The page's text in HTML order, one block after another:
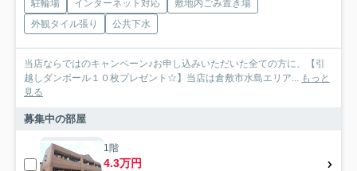
駐輪場 インターネット対応
敷地内ごみ置き場
外観タイル張り
公共下水
当店ならではのキャンペーン♪お申し込みいただいた全ての方に、【引
越しダンボール１０枚プレゼント☆】当店は倉敷市水島エリア... もっと
見る
募集中の部屋
1階
4.3万円